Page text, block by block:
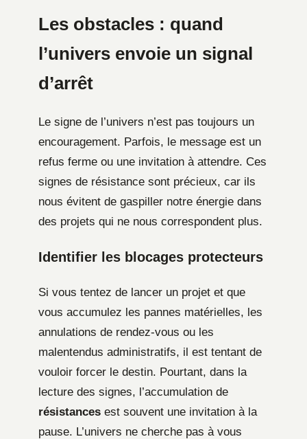
Les obstacles : quand
l’univers envoie un signal
d’arrêt
Le signe de l’univers n’est pas toujours un
encouragement. Parfois, le message est un
refus ferme ou une invitation à attendre. Ces
signes de résistance sont précieux, car ils
nous évitent de gaspiller notre énergie dans
des projets qui ne nous correspondent plus.
Identifier les blocages protecteurs
Si vous tentez de lancer un projet et que
vous accumulez les pannes matérielles, les
annulations de rendez-vous ou les
malentendus administratifs, il est tentant de
vouloir forcer le destin. Pourtant, dans la
lecture des signes, l’accumulation de
résistances est souvent une invitation à la
pause. L’univers ne cherche pas à vous